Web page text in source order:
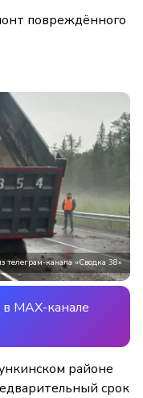
повреждённого
телеграм-канала «Сводка 38»
MAX-канале
районе
срок